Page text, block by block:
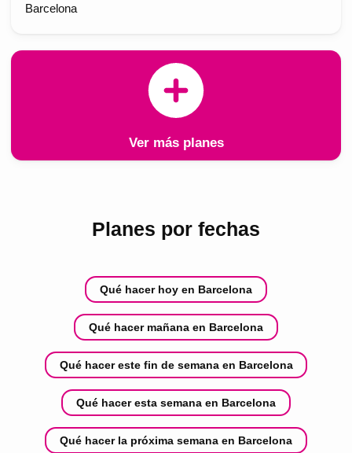
Barcelona
Ver más planes
Planes por fechas
Qué hacer hoy en Barcelona
Qué hacer mañana en Barcelona
Qué hacer este fin de semana en Barcelona
Qué hacer esta semana en Barcelona
Qué hacer la próxima semana en Barcelona